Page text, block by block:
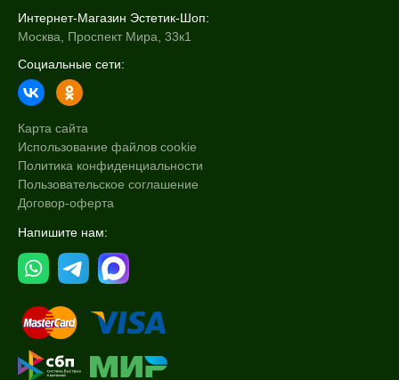
Интернет-Магазин Эстетик-Шоп:
Москва, Проспект Мира, 33к1
Социальные сети:
Карта сайта
Использование файлов cookie
Политика конфиденциальности
Пользовательское соглашение
Договор-оферта
Напишите нам: